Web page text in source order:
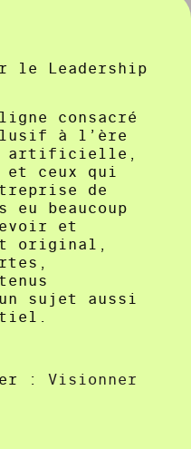
le Leadership
ligne consacré
à l’ère
artificielle,
et ceux qui
de
eu beaucoup
et
original,
sujet aussi
: Visionner